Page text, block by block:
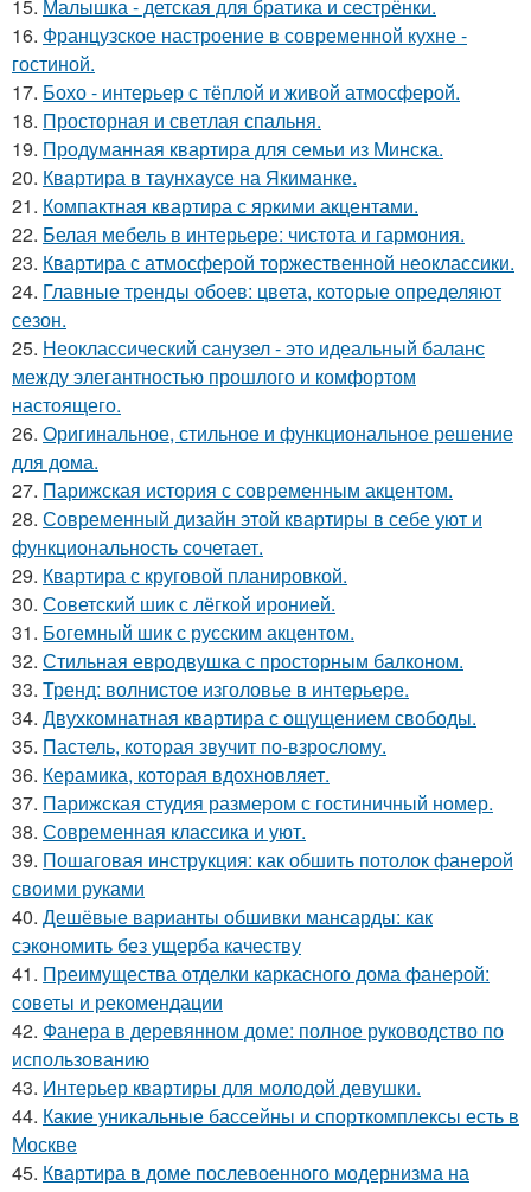
15. Малышка - детская для братика и сестрёнки.
16. Французское настроение в современной кухне -
гостиной.
17. Бохо - интерьер с тёплой и живой атмосферой.
18. Просторная и светлая спальня.
19. Продуманная квартира для семьи из Минска.
20. Квартира в таунхаусе на Якиманке.
21. Компактная квартира с яркими акцентами.
22. Белая мебель в интерьере: чистота и гармония.
23. Квартира с атмосферой торжественной неоклассики.
24. Главные тренды обоев: цвета, которые определяют
сезон.
25. Неоклассический санузел - это идеальный баланс
между элегантностью прошлого и комфортом
настоящего.
26. Оригинальное, стильное и функциональное решение
для дома.
27. Парижская история с современным акцентом.
28. Современный дизайн этой квартиры в себе уют и
функциональность сочетает.
29. Квартира с круговой планировкой.
30. Советский шик с лёгкой иронией.
31. Богемный шик с русским акцентом.
32. Стильная евродвушка с просторным балконом.
33. Тренд: волнистое изголовье в интерьере.
34. Двухкомнатная квартира с ощущением свободы.
35. Пастель, которая звучит по-взрослому.
36. Керамика, которая вдохновляет.
37. Парижская студия размером с гостиничный номер.
38. Современная классика и уют.
39. Пошаговая инструкция: как обшить потолок фанерой
своими руками
40. Дешёвые варианты обшивки мансарды: как
сэкономить без ущерба качеству
41. Преимущества отделки каркасного дома фанерой:
советы и рекомендации
42. Фанера в деревянном доме: полное руководство по
использованию
43. Интерьер квартиры для молодой девушки.
44. Какие уникальные бассейны и спорткомплексы есть в
Москве
45. Квартира в доме послевоенного модернизма на